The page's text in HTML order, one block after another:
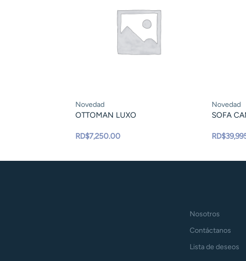
Novedad
OTTOMAN LUXO
RD$7,250.00
Novedad
SOFA
RD$
Nosotros
Contáctanos
Lista de deseos